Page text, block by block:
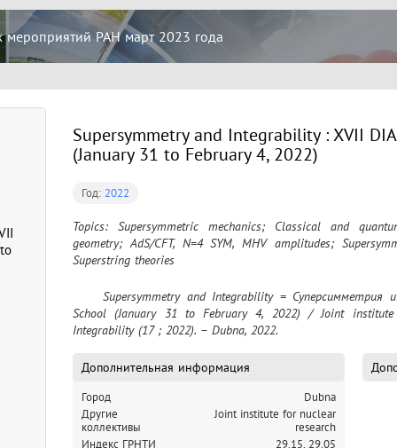
РАН март 2023 года
Supersymmetry and Integrability : XVII
(January 31 to February 4, 2022)
Год: 2022
Topics: Supersymmetric mechanics; Classical and
geometry; AdS/CFT, N=4 SYM, MHV amplitudes;
Superstring theories
	Supersymmetry and Integrability = Суперсимметрия и интегрируемость : XVII DIAS-TH Winter
School (January 31 to February 4, 2022) / Joint institute
Integrability (17 ; 2022). – Dubna, 2022.
Дополнительная информация
Город
Dubna
Другие
коллективы
Joint institute for nuclear
research
Индекс ГРНТИ
29.15, 29.05